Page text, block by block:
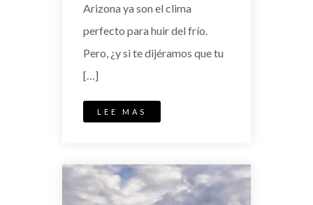
Arizona ya son el clima
perfecto para huir del frío.
Pero, ¿y si te dijéramos que tu
[…]
LEE MAS